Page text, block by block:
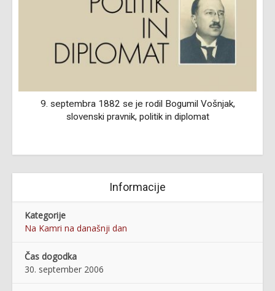
9. septembra 1882 se je rodil Bogumil Vošnjak,
slovenski pravnik, politik in diplomat
Informacije
Kategorije
Na Kamri na današnji dan
Čas dogodka
30. september 2006